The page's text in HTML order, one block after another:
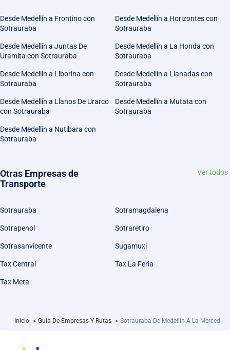
Desde Medellín a Frontino con
Sotrauraba
Desde Medellín a Horizontes con
Sotrauraba
Desde Medellín a Juntas De
Uramita con Sotrauraba
Desde Medellín a La Honda con
Sotrauraba
Desde Medellín a Liborina con
Sotrauraba
Desde Medellín a Llanadas con
Sotrauraba
Desde Medellín a Llanos De Urarco
con Sotrauraba
Desde Medellín a Mutata con
Sotrauraba
Desde Medellín a Nutibara con
Sotrauraba
Otras Empresas de
Transporte
Ver todos
Sotrauraba Sotramagdalena
Sotrapenol Sotraretiro
Sotrasanvicente Sugamuxi
Tax Central Tax La Feria
Tax Meta
Inicio > Guía De Empresas Y Rutas > Sotrauraba De Medellín A La Merced